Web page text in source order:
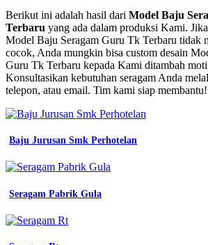
trend
Konveksi
Medan
terbaru
17
baju
seragam
paud
tpq
terbaru
kaos
simple
keren
yang
jual
Berikut ini adalah hasil dari Model Baju
Terbaru yang ada dalam produksi Kami.
Model Baju Seragam Guru Tk Terbaru tidak
cocok, Anda mungkin bisa custom desain
Guru Tk Terbaru kepada Kami ditambah
Konsultasikan kebutuhan seragam Anda
telepon, atau email. Tim kami siap membantu!
Baju Jurusan Smk Perhotelan
Seragam Pabrik Gula